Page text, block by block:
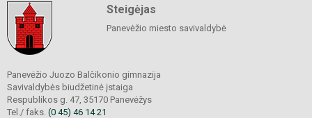
Steigėjas
Panevėžio miesto savivaldybė
Panevėžio Juozo Balčikonio gimnazija
Savivaldybės biudžetinė įstaiga
Respublikos g. 47, 35170 Panevėžys
Tel./ faks. (0 45) 46 14 21